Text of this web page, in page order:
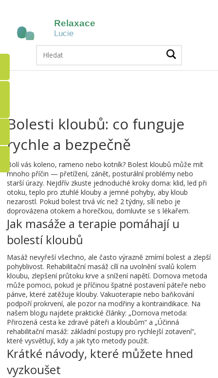
Bolesti kloubů: co funguje
rychle a bezpečně
Bolí vás koleno, rameno nebo kotník? Bolest kloubů může mít
mnoho příčin — přetížení, zánět, posturální problémy nebo
starší úrazy. Nejdřív zkuste jednoduché kroky doma: klid, led při
otoku, teplo pro ztuhlé klouby a jemné pohyby, aby kloub
nezarostl. Pokud bolest trvá víc než 2 týdny, sílí nebo je
doprovázena otokem a horečkou, domluvte se s lékařem.
Jak masáže a terapie pomáhají u
bolestí kloubů
Masáž nevyřeší všechno, ale často výrazně zmírní bolest a zlepší
pohyblivost. Rehabilitační masáž cílí na uvolnění svalů kolem
kloubu, zlepšení průtoku krve a snížení napětí. Dornova metoda
může pomoci, pokud je příčinou špatné postavení páteře nebo
pánve, které zatěžuje klouby. Vakuoterapie nebo baňkování
podpoří prokrvení, ale pozor na modřiny a kontraindikace. Na
našem blogu najdete praktické články: „Dornova metoda:
Přirozená cesta ke zdravé páteři a kloubům“ a „Účinná
rehabilitační masáž: základní postupy pro rychlejší zotavení“,
které vysvětlují, kdy a jak tyto metody použít.
Krátké návody, které můžete hned
vyzkoušet